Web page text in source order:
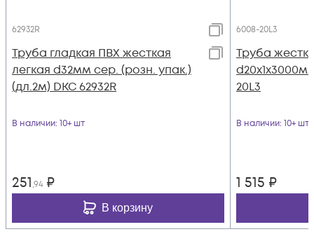
62932R
Труба гладкая ПВХ жесткая
легкая d32мм сер. (розн. упак.)
(дл.2м) DKC 62932R
В наличии: 10+ шт
251,94 ₽
В корзину
6008-20L3
Труба
20L3
В наличии: 10+ шт
1 515 ₽